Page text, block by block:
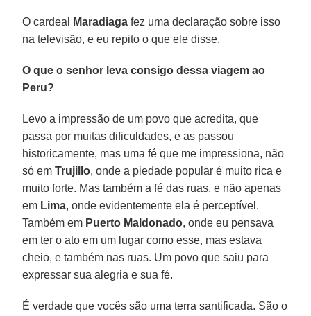
O cardeal Maradiaga fez uma declaração sobre isso
na televisão, e eu repito o que ele disse.
O que o senhor leva consigo dessa viagem ao
Peru?
Levo a impressão de um povo que acredita, que
passa por muitas dificuldades, e as passou
historicamente, mas uma fé que me impressiona, não
só emTrujillo, onde a piedade popular é muito rica e
muito forte. Mas também a fé das ruas, e não apenas
em Lima, onde evidentemente ela é perceptível.
Também em Puerto Maldonado, onde eu pensava
em ter o ato em um lugar como esse, mas estava
cheio, e também nas ruas. Um povo que saiu para
expressar sua alegria e sua fé.
É verdade que vocês são uma terra santificada. São o